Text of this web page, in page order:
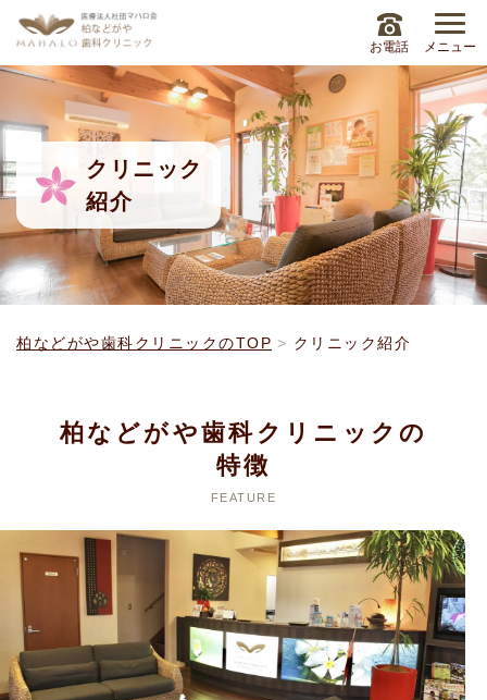
お電話 メニュー
クリニック
紹介
柏などがや歯科クリニックのTOP クリニック紹介
柏などがや歯科クリニックの
特徴
FEATURE